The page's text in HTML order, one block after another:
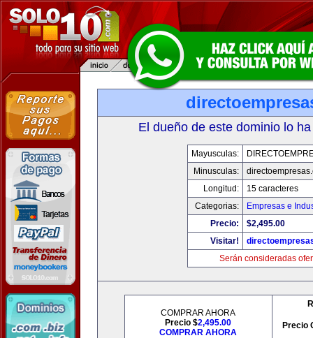
El dueño de este dominio lo
Mayusculas:
Minusculas:
Longitud:
15 caracteres
Categorias:
Empresas e
Precio:
$2,495.00
Visitar!
Serán consideradas
COMPRAR AHORA
Precio $2,495.00
COMPRAR AHORA
Precio